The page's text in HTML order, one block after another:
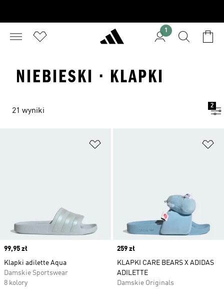
1
NIEBIESKI · KLAPKI
21 wyniki
2
Price
99,95 zł
Klapki adilette Aqua
Damskie Sportswear
8 kolory
Price
259 zł
KLAPKI CARE BEARS X ADIDAS
ADILETTE
Damskie Originals